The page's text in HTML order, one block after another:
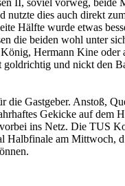
dies auch direkt
Hälfte wurde etwas
die beiden wohl unter
Hermann Kine
und nickt den
die Gastgeber. Anstoß,
Gekicke auf dem
ins Netz. Die TUS
Halbfinale am